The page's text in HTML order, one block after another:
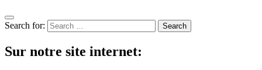
Search for:
Sur notre site internet: